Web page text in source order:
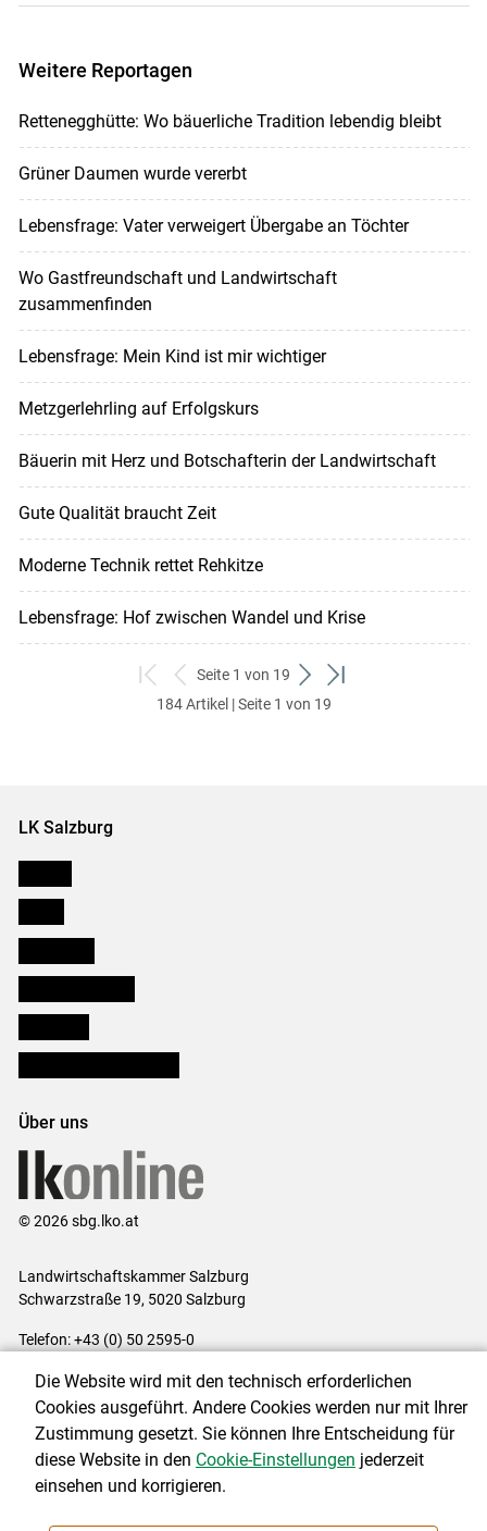
Weitere Reportagen
Rettenegghütte: Wo bäuerliche Tradition lebendig bleibt
Grüner Daumen wurde vererbt
Lebensfrage: Vater verweigert Übergabe an Töchter
Wo Gastfreundschaft und Landwirtschaft
zusammenfinden
Lebensfrage: Mein Kind ist mir wichtiger
Metzgerlehrling auf Erfolgskurs
Bäuerin mit Herz und Botschafterin der Landwirtschaft
Gute Qualität braucht Zeit
Moderne Technik rettet Rehkitze
Lebensfrage: Hof zwischen Wandel und Krise
zum
ersten
zurück
zum
Seite 1 von 19
weiter
zum
zum
184 Artikel | Seite 1 von 19
LK Salzburg
Über uns
© 2026 sbg.lko.at
Landwirtschaftskammer Salzburg
Schwarzstraße 19, 5020 Salzburg
Telefon: +43 (0) 50 2595-0
Impressum|Kontakt|Datenschutzerklärung|Barrierefreiheit|
Cookie-Einstellungen
NEWSLETTER
Die Website wird mit den technisch erforderlichen
Cookies ausgeführt. Andere Cookies werden nur mit Ihrer
Zustimmung gesetzt. Sie können Ihre Entscheidung für
diese Website in den Cookie-Einstellungen jederzeit
einsehen und korrigieren.